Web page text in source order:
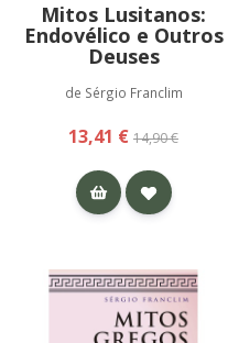
Mitos Lusitanos:
Endovélico e Outros
Deuses
de Sérgio Franclim
13,41 € 14,90 €